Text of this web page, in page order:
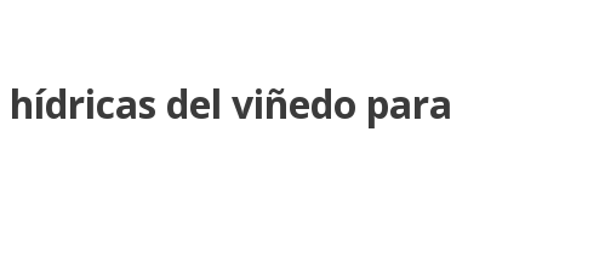
del viñedo para